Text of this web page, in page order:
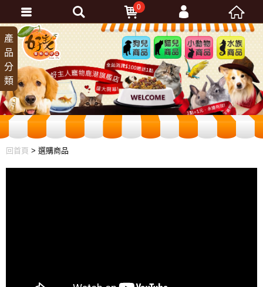
狗兒
商品
貓兒
商品
小動
物商
品
水族
商品
回首頁 > 選購商品
產
品
分
類
0
會員登入
忘記密碼
加入會員
訂單查詢